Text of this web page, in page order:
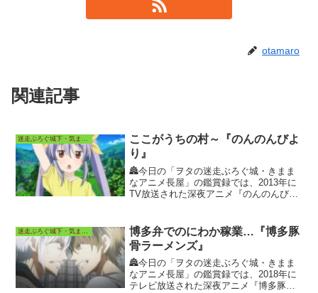
otamaro
関連記事
迷走ぶろぐ城下・気ままなアニメ長屋
ここがうちの村～『のんのんびよ
り』
🏯今日の「ヲタの迷走ぶろぐ城・きまま
なアニメ長屋」の鑑賞録では、2013年に
TV放送された深夜アニメ『のんのんびよ
どを投稿しています。
博多弁でのにわか稼業…『博多豚
骨ラーメンズ』
🏯今日の「ヲタの迷走ぶろぐ城・きまま
なアニメ長屋」の鑑賞録では、2018年に
テレビ放送された深夜アニメ『博多豚骨